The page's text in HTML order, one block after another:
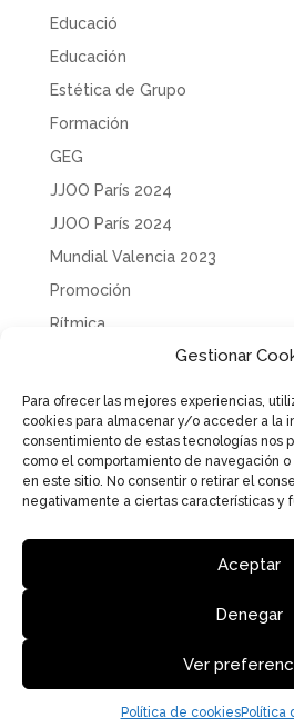
Gestionar
Para ofrecer las mejores experiencias,
cookies para almacenar y/o acceder a la
consentimiento de estas tecnologías nos
como el comportamiento de navegación
en este sitio. No consentir o retirar el
negativamente a ciertas características y
Aceptar
Denegar
Ver
Política de cookiesPolítica
Educació
Educación
Estética de Grupo
Formación
GEG
JJOO París 2024
JJOO París 2024
Mundial Valencia 2023
Promoción
Rítmica
Tecnificación
Uncategorized
Política de
Federació de Gimnàstica de la
y desarrollo DIGVAL